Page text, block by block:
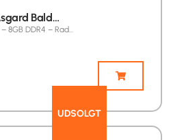
Bald…
8GB DDR4 – Rad…
UDSOLGT